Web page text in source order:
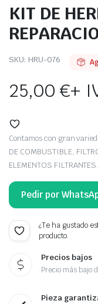
KIT DE
SKU: HRU-076
25,00€+
Contamos con gran
DE COMBUSTIBLE,
ELEMENTOS
Pedir por
¿Te ha gustado
producto.
Precios bajos
Precio más bajo
Pieza